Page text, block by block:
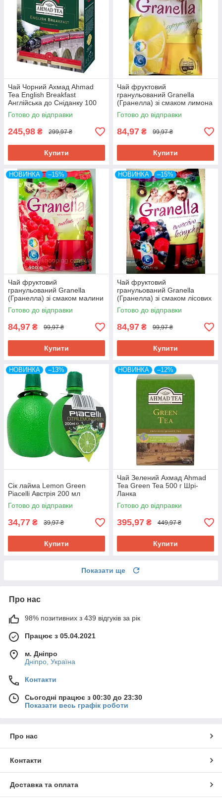
Чай Чорний Ахмад Ahmad
Tea English Breakfast
Англійська до Сніданку 100
штук * 2 г Шрі-Ланка
Готово до відправки
245,98 ₴ 299,97 ₴
Купити
Чай фруктовий
гранульований Granella
(Гранелла) зі смаком лимона
400 г Польща
Готово до відправки
84,97 ₴ 99,97 ₴
Купити
НОВИНКА –15%
Чай фруктовий
гранульований Granella
(Гранелла) зі смаком малини
400 г Польща
Готово до відправки
84,97 ₴ 99,97 ₴
Купити
НОВИНКА –15%
Чай фруктовий
гранульований Granella
(Гранелла) зі смаком лісових
ягід 400 г Польща
Готово до відправки
84,97 ₴ 99,97 ₴
Купити
НОВИНКА –13%
Сік лайма Lemon Green
Piacelli Австрія 200 мл
Готово до відправки
34,77 ₴ 39,97 ₴
Купити
НОВИНКА –12%
Чай Зелений Ахмад Ahmad
Tea Green Tea 500 г Шрі-
Ланка
Готово до відправки
395,97 ₴ 449,97 ₴
Купити
Показати ще
Про нас
98% позитивних з 439 відгуків за рік
Працює з 05.04.2021
м. Дніпро
Дніпро, Україна
Контакти
Сьогодні працює з 00:30 до 23:30
Показати весь графік роботи
Про нас
Контакти
Доставка та оплата